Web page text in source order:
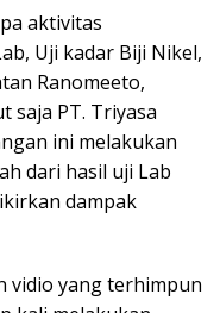
aktivitas
Uji kadar Biji Nikel,
Ranomeeto,
saja PT. Triyasa
ini melakukan
dari hasil uji Lab
dampak
vidio yang terhimpun